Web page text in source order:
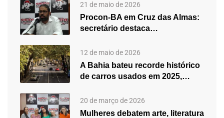
21 de maio de 2026
Procon-BA em Cruz das Almas:
secretário destaca
12 de maio de 2026
A Bahia bateu recorde histórico
de carros usados em 2025,…
20 de março de 2026
Mulheres debatem arte, literatura